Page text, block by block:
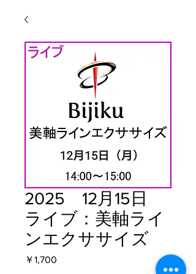
2025 12月15日
ライブ：美軸ライ
ンエクササイズ
￥1,700